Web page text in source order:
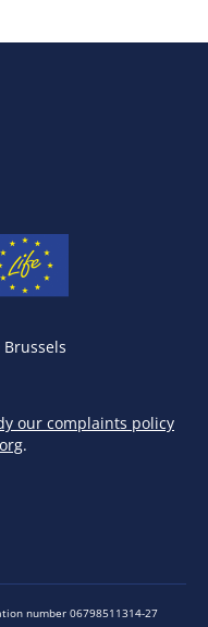
Brussels
our complaints policy
.
number 06798511314-27